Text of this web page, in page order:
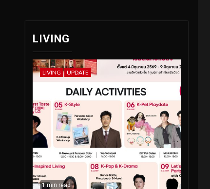
LIVING
LIVING UPDATE
1 min read